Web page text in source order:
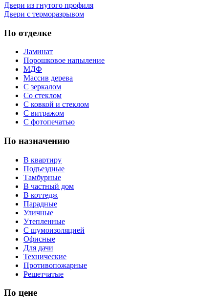
Двери из гнутого профиля
Двери с терморазрывом
По отделке
Ламинат
Порошковое напыление
МДФ
Массив дерева
С зеркалом
Со стеклом
С ковкой и стеклом
С витражом
С фотопечатью
По назначению
В квартиру
Подъездные
Тамбурные
В частный дом
В коттедж
Парадные
Уличные
Утепленные
С шумоизоляцией
Офисные
Для дачи
Технические
Противопожарные
Решетчатые
По цене